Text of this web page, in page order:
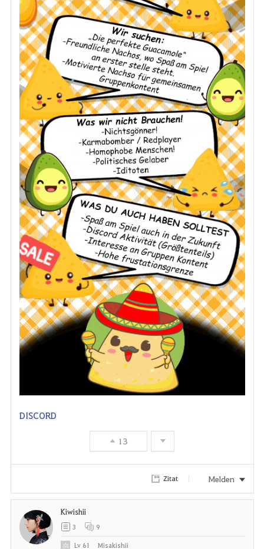
DISCORD
13
Zitat Melden
Kiwishii
3 9
Lv 61 Misakishii